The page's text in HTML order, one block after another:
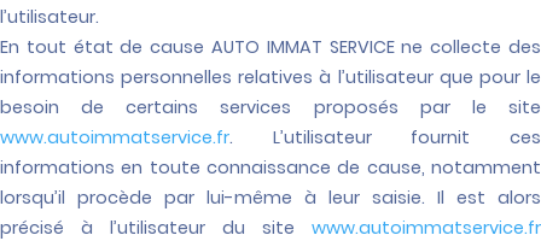
l’utilisateur.
En tout état de cause AUTO IMMAT SERVICE ne collecte des
informations personnelles relatives à l’utilisateur que pour le
besoin de certains services proposés par le site
www.autoimmatservice.fr. L’utilisateur fournit ces
informations en toute connaissance de cause, notamment
lorsqu’il procède par lui-même à leur saisie. Il est alors
précisé à l’utilisateur du site www.autoimmatservice.fr